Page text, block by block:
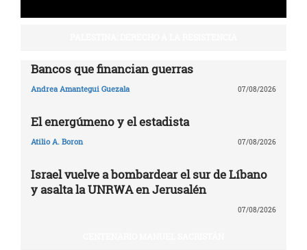
Bancos que financian guerras
Andrea Amantegui Guezala 07/08/2026
El energúmeno y el estadista
Atilio A. Boron 07/08/2026
Israel vuelve a bombardear el sur de Líbano
y asalta la UNRWA en Jerusalén
07/08/2026